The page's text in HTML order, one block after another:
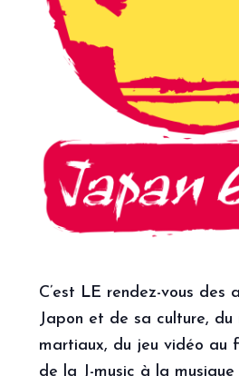
C’est LE rendez-vous des
Japon et de sa culture,
martiaux, du jeu vidéo au
de la J-music à la